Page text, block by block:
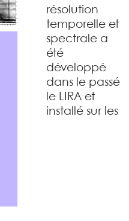
résolution
temporelle et
spectrale a
été
développé
dans le passé
le LIRA et
installé sur les